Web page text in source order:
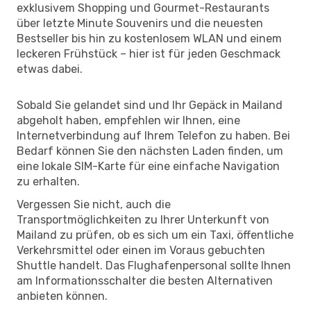
exklusivem Shopping und Gourmet-Restaurants
über letzte Minute Souvenirs und die neuesten
Bestseller bis hin zu kostenlosem WLAN und einem
leckeren Frühstück – hier ist für jeden Geschmack
etwas dabei.
Sobald Sie gelandet sind und Ihr Gepäck in Mailand
abgeholt haben, empfehlen wir Ihnen, eine
Internetverbindung auf Ihrem Telefon zu haben. Bei
Bedarf können Sie den nächsten Laden finden, um
eine lokale SIM-Karte für eine einfache Navigation
zu erhalten.
Vergessen Sie nicht, auch die
Transportmöglichkeiten zu Ihrer Unterkunft von
Mailand zu prüfen, ob es sich um ein Taxi, öffentliche
Verkehrsmittel oder einen im Voraus gebuchten
Shuttle handelt. Das Flughafenpersonal sollte Ihnen
am Informationsschalter die besten Alternativen
anbieten können.